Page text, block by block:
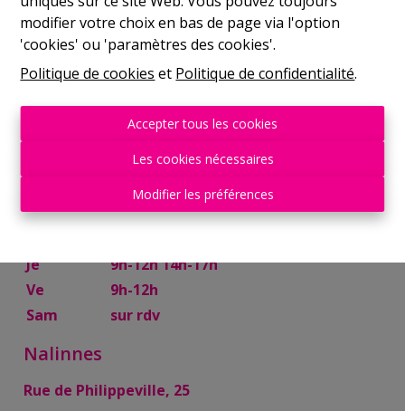
modifier votre choix en bas de page via l'option
'cookies' ou 'paramètres des cookies'.
Politique de cookies et Politique de confidentialité.
Accepter tous les cookies
Les cookies nécessaires
Modifier les préférences
Mer
9h-12h 14h-17h
Je
9h-12h 14h-17h
Ve
9h-12h
Sam
10h-13h
14h-17h
Ma
9h-12h 14h-17h
Je
9h-12h 14h-17h
Ve
9h-12h
Sam
sur rdv
Nalinnes
Rue de Philippeville, 25